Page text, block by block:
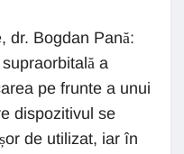
dr. Bogdan Pană:
a
pe frunte a unui
dispozitivul se
de utilizat, iar în